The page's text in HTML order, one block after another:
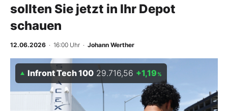
Finanz-Check
BO-Musterdepots
Experten
sollten Sie jetzt in Ihr Depot
schauen
12.06.2026 · 16:00 Uhr · Johann Werther
Infront Tech 100 29.716,56 +1,19 %